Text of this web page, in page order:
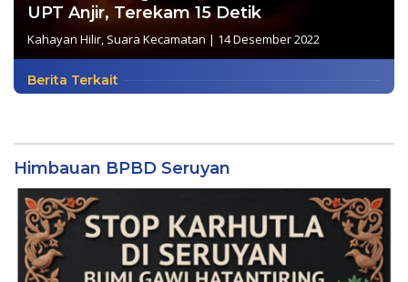
UPT Anjir, Terekam 15 Detik
Kahayan Hilir, Suara Kecamatan | 14 Desember 2022
Berita Terkait
Himbauan BPBD Seruyan